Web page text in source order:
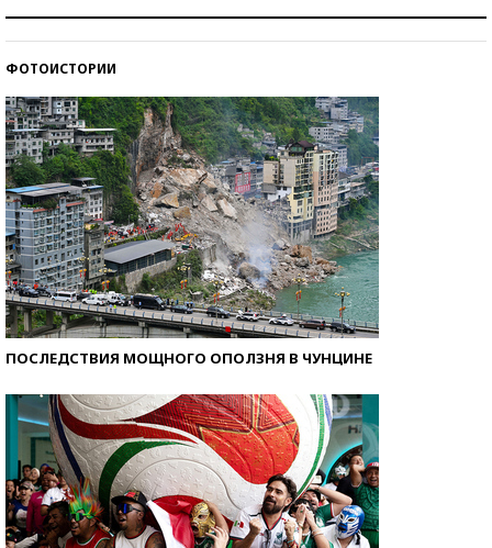
ФОТОИСТОРИИ
ПОСЛЕДСТВИЯ МОЩНОГО ОПОЛЗНЯ В ЧУНЦИНЕ